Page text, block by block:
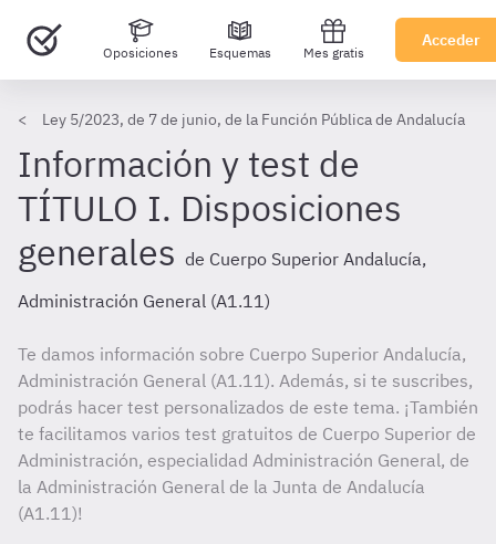
Oposiciones Esquemas Mes gratis
Acceder
Ley 5/2023, de 7 de junio, de la Función Pública de Andalucía
Información y test de
TÍTULO I. Disposiciones
generales de Cuerpo Superior Andalucía,
Administración General (A1.11)
Te damos información sobre Cuerpo Superior Andalucía,
Administración General (A1.11). Además, si te suscribes,
podrás hacer test personalizados de este tema. ¡También
te facilitamos varios test gratuitos de Cuerpo Superior de
Administración, especialidad Administración General, de
la Administración General de la Junta de Andalucía
(A1.11)!